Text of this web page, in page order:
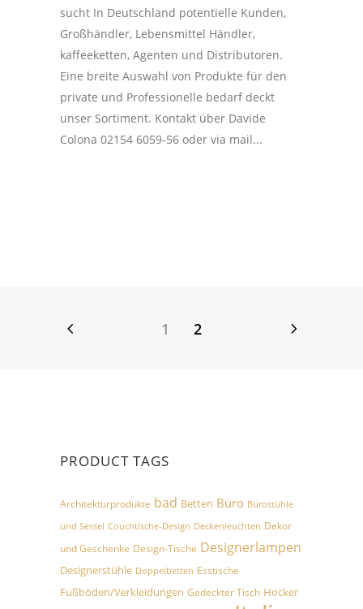
sucht In Deutschland potentielle Kunden,
Großhändler, Lebensmittel Händler,
kaffeeketten, Agenten und Distributoren.
Eine breite Auswahl von Produkte für den
private und Professionelle bedarf deckt
unser Sortiment. Kontakt über Davide
Colona 02154 6059-56 oder via mail...
1 2
PRODUCT TAGS
Architekturprodukte bad Betten Büro Bürostühle
und Sessel Couchtische-Design Deckenleuchten Dekor
und Geschenke Design-Tische Designerlampen
Designerstühle Doppelbetten Esstische
Fußböden/Verkleidungen Gedeckter Tisch Hocker